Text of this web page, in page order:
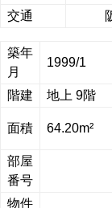
交通
築年
月
1999/1
階建 地上 9階
面積 64.20m²
部屋
番号
物件